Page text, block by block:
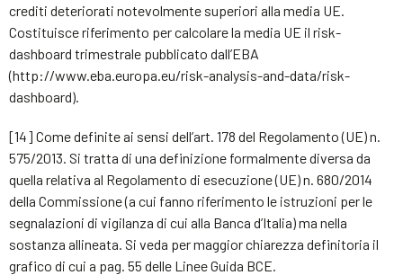
crediti deteriorati notevolmente superiori alla media UE.
Costituisce riferimento per calcolare la media UE il risk-
dashboard trimestrale pubblicato dall’EBA
(http://www.eba.europa.eu/risk-analysis-and-data/risk-
dashboard).
[14] Come definite ai sensi dell’art. 178 del Regolamento (UE) n.
575/2013. Si tratta di una definizione formalmente diversa da
quella relativa al Regolamento di esecuzione (UE) n. 680/2014
della Commissione (a cui fanno riferimento le istruzioni per le
segnalazioni di vigilanza di cui alla Banca d’Italia) ma nella
sostanza allineata. Si veda per maggior chiarezza definitoria il
grafico di cui a pag. 55 delle Linee Guida BCE.